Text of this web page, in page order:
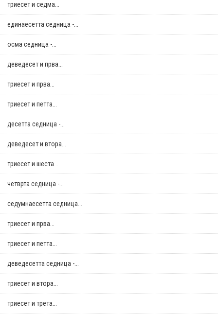
триесет и седма...
единаесетта седница -...
осма седница -...
деведесет и прва...
триесет и прва...
триесет и петта...
десетта седница -...
деведесет и втора...
триесет и шеста...
четврта седница -...
седумнаесетта седница...
триесет и прва...
триесет и петта...
деведесетта седница -...
триесет и втора...
триесет и трета...